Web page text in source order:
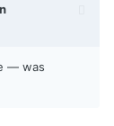
— was